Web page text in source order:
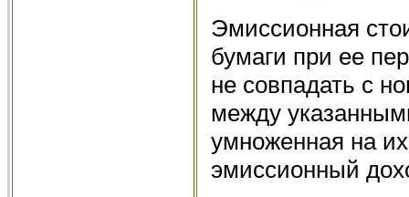
Эмиссионная
бумаги при ее
не совпадать с
между
умноженная на
эмиссионный